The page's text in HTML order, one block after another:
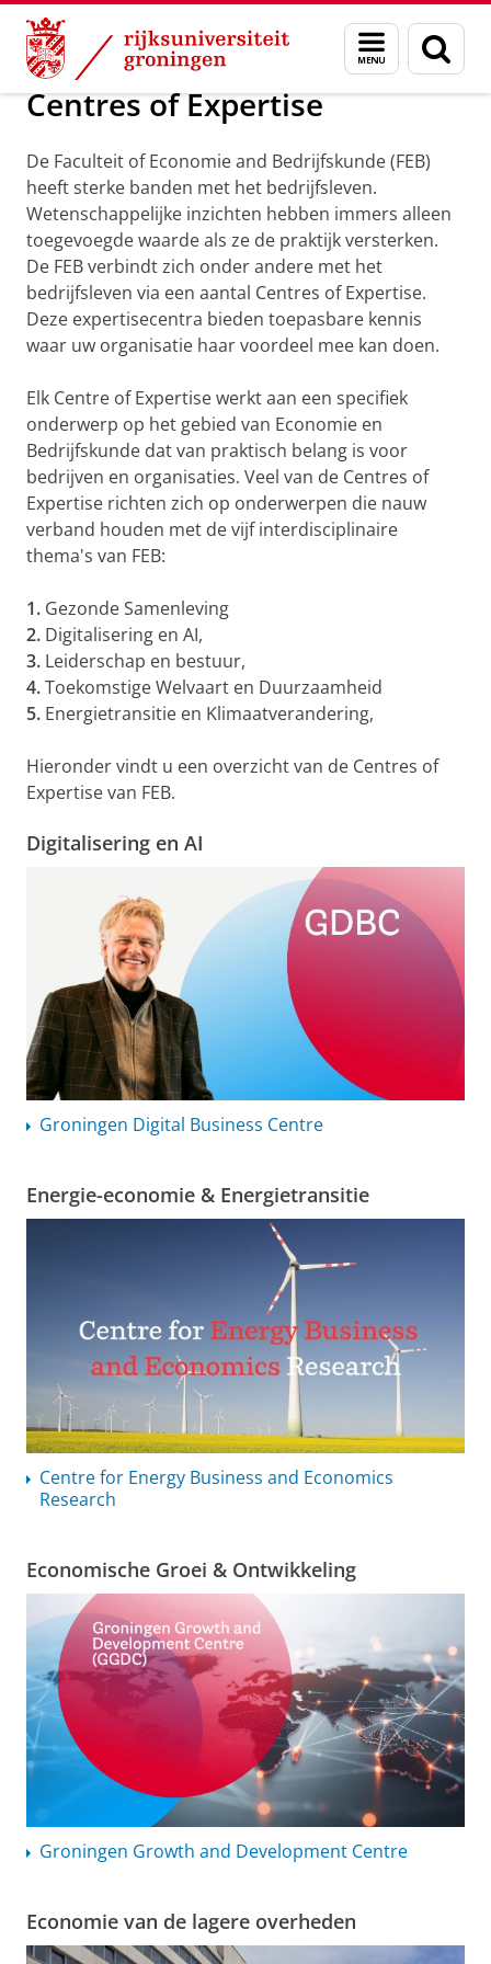
Skip
Content
Skip
Navigation
Menu
en
zoeken
Over ons Centres of Expertise
Centres of Expertise
De Faculteit of Economie and Bedrijfskunde (FEB)
heeft sterke banden met het bedrijfsleven.
Wetenschappelijke inzichten hebben immers alleen
toegevoegde waarde als ze de praktijk versterken.
De FEB verbindt zich onder andere met het
bedrijfsleven via een aantal Centres of Expertise.
Deze expertisecentra bieden toepasbare kennis
waar uw organisatie haar voordeel mee kan doen.
Elk Centre of Expertise werkt aan een specifiek
onderwerp op het gebied van Economie en
Bedrijfskunde dat van praktisch belang is voor
bedrijven en organisaties. Veel van de Centres of
Expertise richten zich op onderwerpen die nauw
verband houden met de vijf interdisciplinaire
thema's van FEB:
1. Gezonde Samenleving
2. Digitalisering en AI,
3. Leiderschap en bestuur,
4.Toekomstige Welvaart en Duurzaamheid
5. Energietransitie en Klimaatverandering,
Hieronder vindt u een overzicht van de Centres of
Expertise van FEB.
Digitalisering en AI
Groningen Digital Business Centre
Energie-economie & Energietransitie
Centre for Energy Business and Economics
Research
Economische Groei & Ontwikkeling
Groningen Growth and Development Centre
Economie van de lagere overheden